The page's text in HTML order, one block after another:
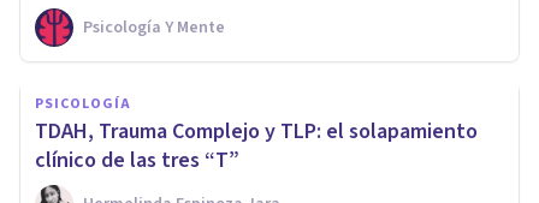
Psicología Y Mente
PSICOLOGÍA
TDAH, Trauma Complejo y TLP: el solapamiento
clínico de las tres “T”